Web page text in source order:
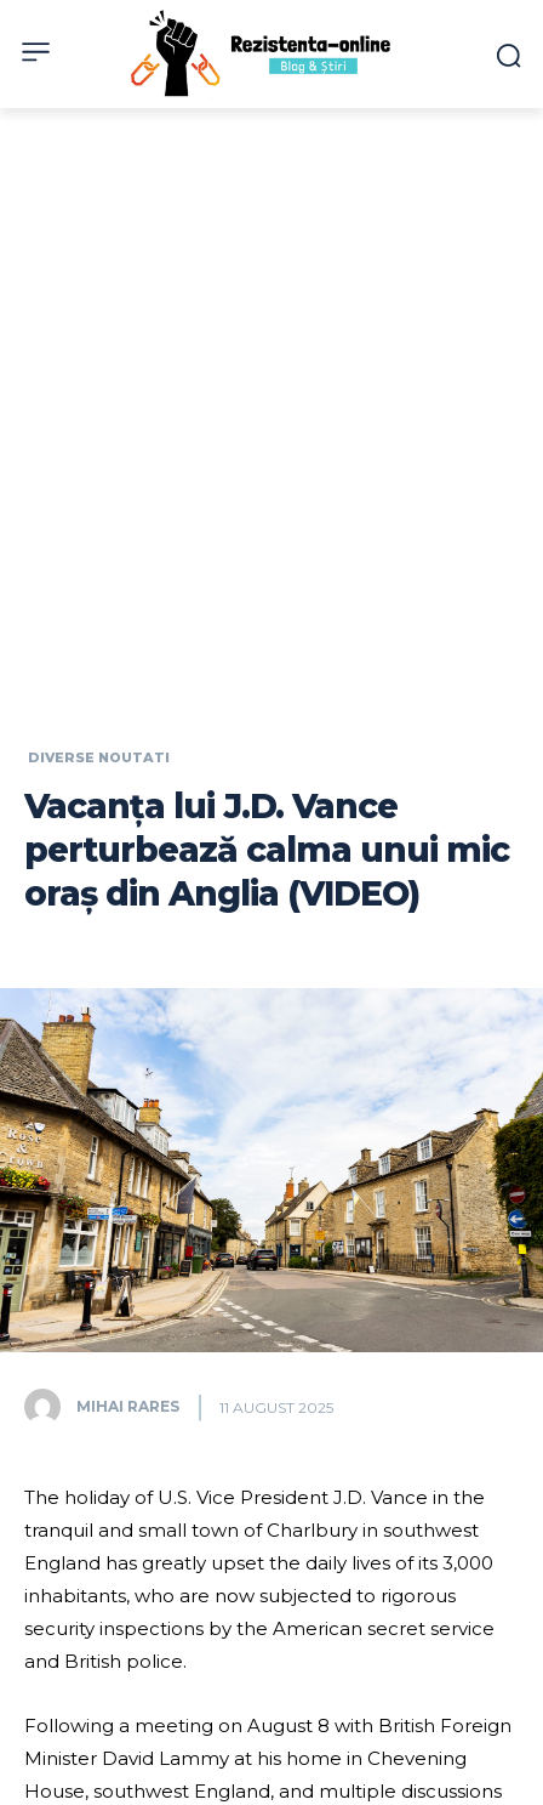
DIVERSE NOUTATI
Vacanța lui J.D. Vance
perturbează calma unui mic
oraș din Anglia (VIDEO)
MIHAI RARES 11 AUGUST 2025
The holiday of U.S. Vice President J.D. Vance in the
tranquil and small town of Charlbury in southwest
England has greatly upset the daily lives of its 3,000
inhabitants, who are now subjected to rigorous
security inspections by the American secret service
and British police.
Following a meeting on August 8 with British Foreign
Minister David Lammy at his home in Chevening
House, southwest England, and multiple discussions